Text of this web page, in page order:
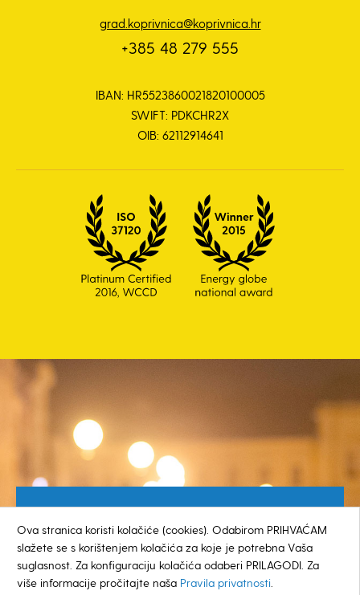
grad.koprivnica@koprivnica.hr
+385 48 279 555
IBAN: HR5523860021820100005
SWIFT: PDKCHR2X
OIB: 62112914641
0800 385 048
Ova stranica koristi kolačiće (cookies). Odabirom PRIHVAĆAM
slažete se s korištenjem kolačića za koje je potrebna Vaša
suglasnost. Za konfiguraciju kolačića odaberi PRILAGODI. Za
više informacije pročitajte naša Pravila privatnosti